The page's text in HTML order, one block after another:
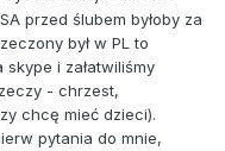
przed ślubem byłoby za
był w PL to
i załatwiliśmy
- chrzest,
chcę mieć dzieci).
pytania do mnie,